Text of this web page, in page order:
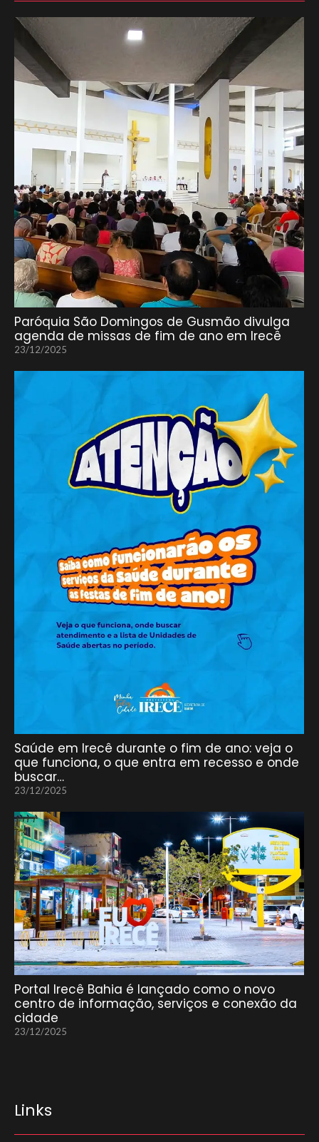
Paróquia São Domingos de Gusmão divulga
agenda de missas de fim de ano em Irecê
23/12/2025
Saúde em Irecê durante o fim de ano: veja o
que funciona, o que entra em recesso e onde
buscar…
23/12/2025
Portal Irecê Bahia é lançado como o novo
centro de informação, serviços e conexão da
cidade
23/12/2025
Links